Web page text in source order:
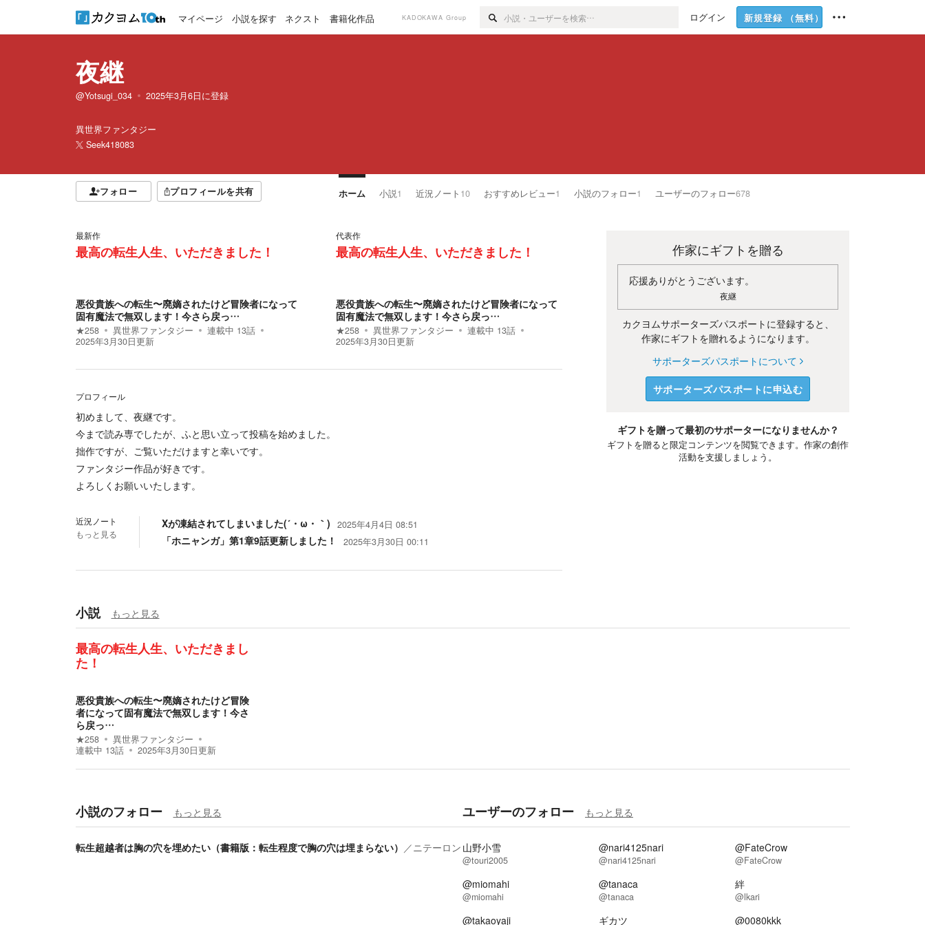
マイページ 小説を探す ネクスト 書籍化作品 KADOKAWA Group ログイン 新規登録 （無料）
夜継
@Yotsugi_034 2025年3月6日に登録
異世界ファンタジー
Seek418083
フォロー プロフィールを共有 ホーム 小説1 近況ノート 10 おすすめレビュー1 小説のフォロー1 ユーザーのフォロー678
最新作
最高の転生人生、いただきました！
悪役貴族への転生〜廃嫡されたけど冒険者になって
固有魔法で無双します！今さら戻っ…
★258 異世界ファンタジー 連載中 13話
2025年3月30日更新
代表作
最高の転生人生、いただきました！
悪役貴族への転生〜廃嫡されたけど冒険者になって
固有魔法で無双します！今さら戻っ…
★258 異世界ファンタジー 連載中 13話
2025年3月30日更新
プロフィール
初めまして、夜継です。
今まで読み専でしたが、ふと思い立って投稿を始めました。
拙作ですが、ご覧いただけますと幸いです。
ファンタジー作品が好きです。
よろしくお願いいたします。
近況ノート
もっと見る
Xが凍結されてしまいました(´・ω・｀) 2025年4月4日 08:51
「ホニャンガ」第1章9話更新しました！ 2025年3月30日 00:11
作家にギフトを贈る
応援ありがとうございます。
夜継
カクヨムサポーターズパスポートに登録すると、
作家にギフトを贈れるようになります。
サポーターズパスポートについて
サポーターズパスポートに申込む
ギフトを贈って最初のサポーターになりませんか？
ギフトを贈ると限定コンテンツを閲覧できます。作家の創作
活動を支援しましょう。
小説 もっと見る
最高の転生人生、いただきまし
た！
悪役貴族への転生〜廃嫡されたけど冒険
者になって固有魔法で無双します！今さ
ら戻っ…
★258
異世界ファンタジー
連載中 13話 2025年3月30日更新
小説のフォロー もっと見る
転生超越者は胸の穴を埋めたい（書籍版：転生程度で胸の穴は埋まらない） ／ニテーロン
ユーザーのフォロー もっと見る
山野小雪
@touri2005
@nari4125nari
@nari4125nari
@FateCrow
@FateCrow
@miomahi
@miomahi
@tanaca
@tanaca
絆
@lkari
@takaoyaji ギカツ @0080kkk